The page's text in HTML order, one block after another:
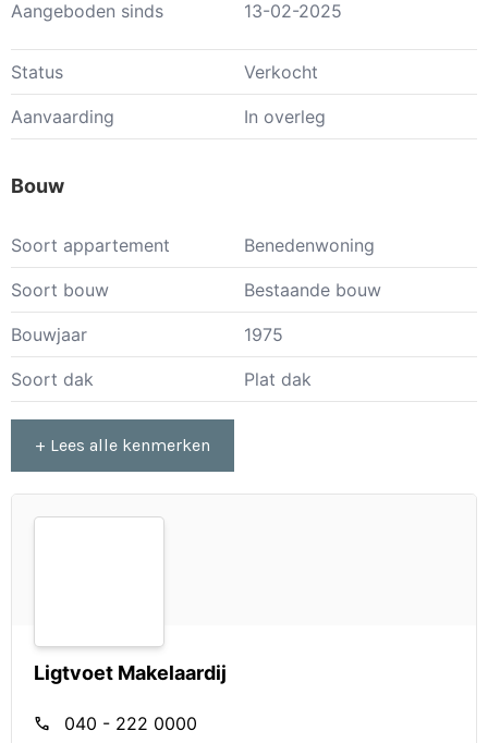
Aangeboden sinds 13-02-2025
Status Verkocht
Aanvaarding In overleg
Bouw
Soort appartement Benedenwoning
Soort bouw Bestaande bouw
Bouwjaar 1975
Soort dak Plat dak
+ Lees alle kenmerken
Ligtvoet Makelaardij
call 040 - 222 0000